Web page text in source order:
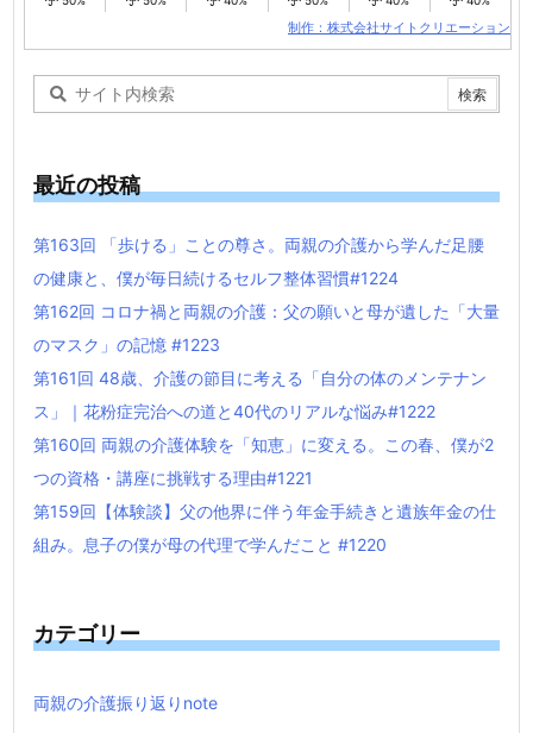
制作：株式会社サイトクリエーション
最近の投稿
第163回 「歩ける」ことの尊さ。両親の介護から学んだ足腰
の健康と、僕が毎日続けるセルフ整体習慣#1224
第162回 コロナ禍と両親の介護：父の願いと母が遺した「大量
のマスク」の記憶 #1223
第161回 48歳、介護の節目に考える「自分の体のメンテナン
ス」｜花粉症完治への道と40代のリアルな悩み#1222
第160回 両親の介護体験を「知恵」に変える。この春、僕が2
つの資格・講座に挑戦する理由#1221
第159回【体験談】父の他界に伴う年金手続きと遺族年金の仕
組み。息子の僕が母の代理で学んだこと #1220
カテゴリー
両親の介護振り返りnote